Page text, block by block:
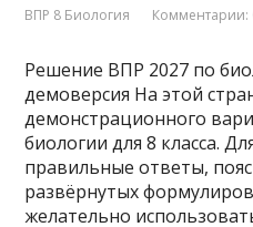
ВПР 8 Биология Комментарии:
Решение ВПР 2027 по
демоверсия На этой
демонстрационного
биологии для 8 класса.
правильные ответы,
развёрнутых
желательно